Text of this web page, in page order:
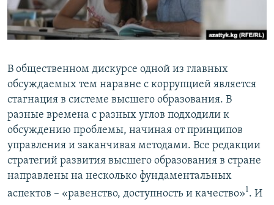
В общественном дискурсе одной из главных
обсуждаемых тем наравне с коррупцией является
стагнация в системе высшего образования. В
разные времена с разных углов подходили к
обсуждению проблемы, начиная от принципов
управления и заканчивая методами. Все редакции
стратегий развития высшего образования в стране
направлены на несколько фундаментальных
аспектов – «равенство, доступность и качество»1. И